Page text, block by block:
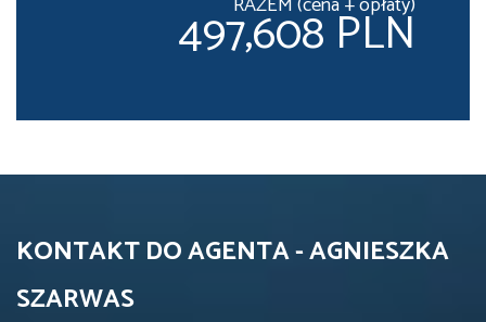
497,608 PLN
KONTAKT DO AGENTA - AGNIESZKA
SZARWAS